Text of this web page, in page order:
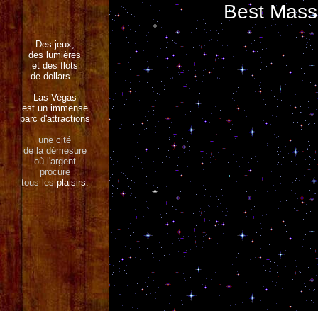
Des jeux,
des lumières
et des flots
de dollars...
Las Vegas
est un immense
parc d'attractions
une cité
de la démesure
où l'argent
procure
tous les plaisirs.
Best